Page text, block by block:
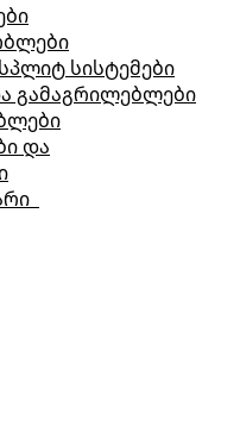
სისტემები
გამაგრილებლები
და